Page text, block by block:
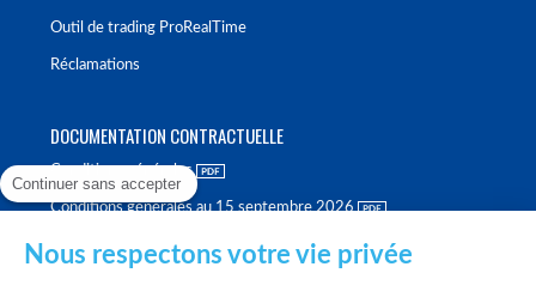
Outil de trading ProRealTime
Réclamations
DOCUMENTATION CONTRACTUELLE
Conditions générales
Conditions générales au 15 septembre 2026
Continuer sans accepter
Nous respectons votre vie privée